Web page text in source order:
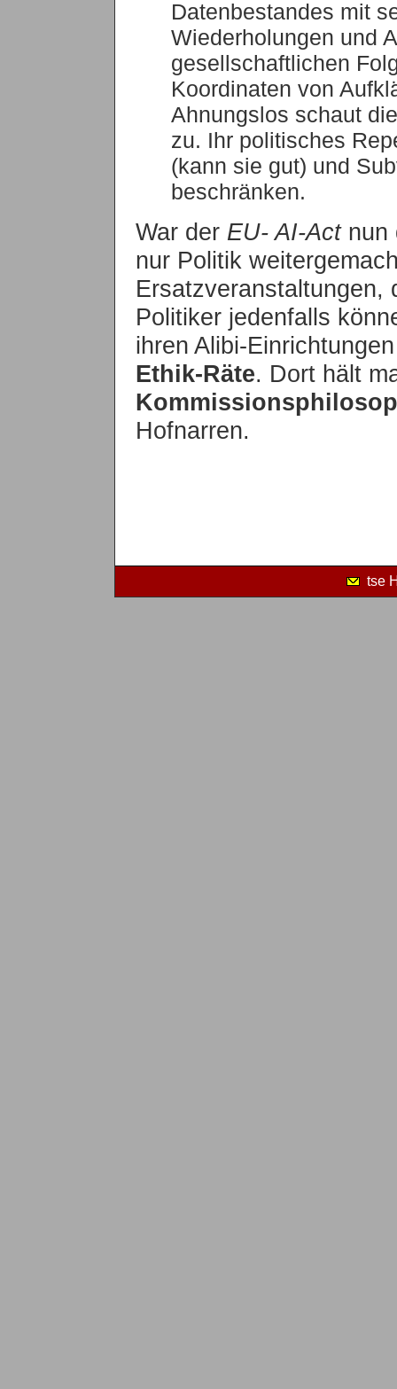
Datenbestandes mit
Wiederholungen und
gesellschaftlichen
Koordinaten von
Ahnungslos schaut
zu. Ihr politisches
(kann sie gut) und
beschränken.
War der EU- AI-Actnun
nur Politik
Ersatzveranstaltungen,
Politiker jedenfalls
ihren Alibi-
Ethik-Räte. Dort hält
Hofnarren.
tse